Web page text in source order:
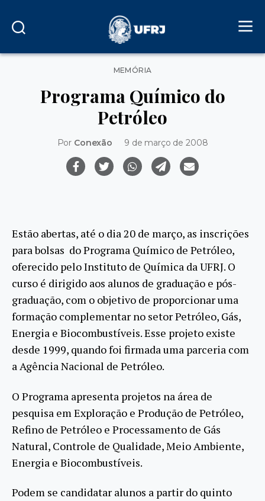
Categorias
MEMÓRIA
Programa Químico do
Petróleo
Por Conexão 9 de março de 2008
Estão abertas, até o dia 20 de março, as inscrições
para bolsas do Programa Químico de Petróleo,
oferecido pelo Instituto de Química da UFRJ. O
curso é dirigido aos alunos de graduação e pós-
graduação, com o objetivo de proporcionar uma
formação complementar no setor Petróleo, Gás,
Energia e Biocombustíveis. Esse projeto existe
desde 1999, quando foi firmada uma parceria com
a Agência Nacional de Petróleo.
O Programa apresenta projetos na área de
pesquisa em Exploração e Produção de Petróleo,
Refino de Petróleo e Processamento de Gás
Natural, Controle de Qualidade, Meio Ambiente,
Energia e Biocombustíveis.
Podem se candidatar alunos a partir do quinto